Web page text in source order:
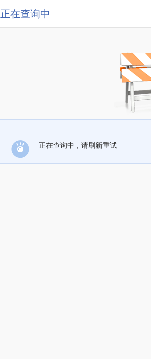
正在查询中
正在查询中，请刷新重试